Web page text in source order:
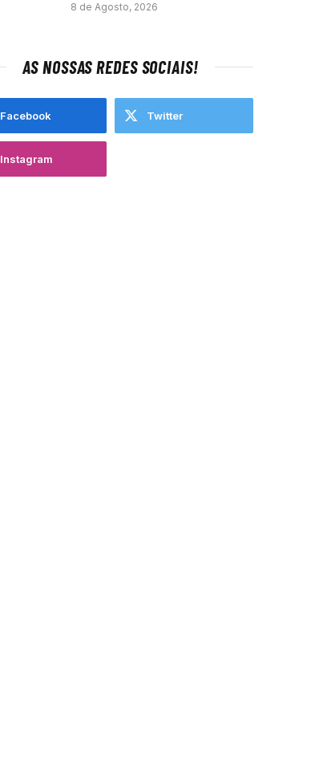
8 de Agosto, 2026
AS NOSSAS REDES SOCIAIS!
Facebook Twitter
Instagram